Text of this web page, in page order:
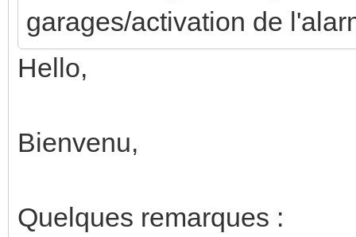
garages/activation de
Hello,
Bienvenu,
Quelques remarques :